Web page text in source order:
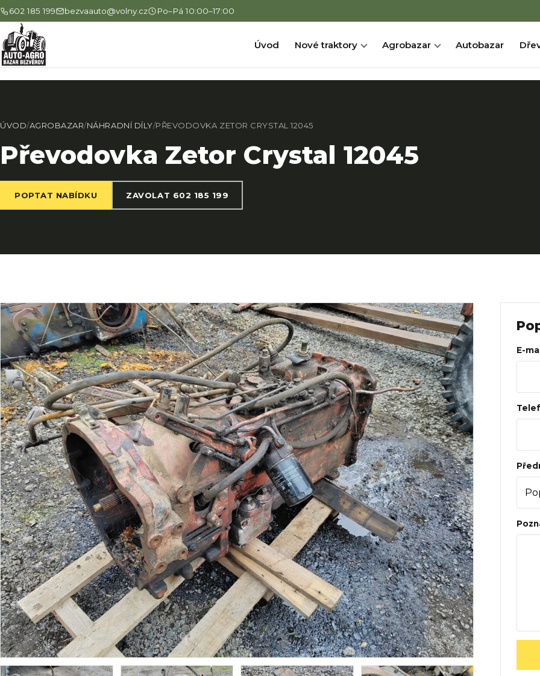
602 185 199 bezvaauto@volny.cz Po–Pá 10:00–17:00
Úvod Nové traktory Agrobazar Autobazar
ÚVOD/AGROBAZAR/NÁHRADNÍ DÍLY/PŘEVODOVKA ZETOR CRYSTAL 12045
Převodovka Zetor Crystal 12045
POPTAT NABÍDKU ZAVOLAT 602 185 199
E-